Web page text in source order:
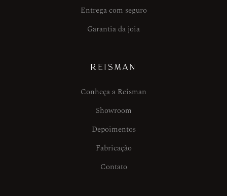
Entrega com seguro
Garantia da joia
REISMAN
Conheça a Reisman
Showroom
Depoimentos
Fabricação
Contato